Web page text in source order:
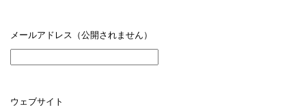
メールアドレス（公開されません）
ウェブサイト